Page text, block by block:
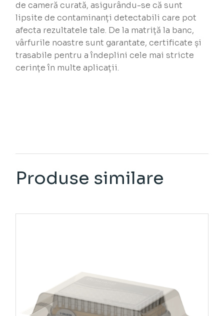
de cameră curată, asigurându-se că sunt
lipsite de contaminanți detectabili care pot
afecta rezultatele tale. De la matriță la banc,
vârfurile noastre sunt garantate, certificate și
trasabile pentru a îndeplini cele mai stricte
cerințe în multe aplicații.
Produse similare